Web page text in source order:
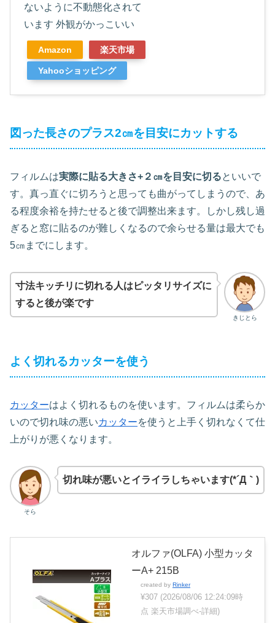
ないように不動態化されて
います 外観がかっこいい
Amazon 楽天市場
Yahooショッピング
図った長さのプラス2㎝を目安にカットする
フィルムは実際に貼る大きさ+２㎝を目安に切るといいで
す。真っ直ぐに切ろうと思っても曲がってしまうので、あ
る程度余裕を持たせると後で調整出来ます。しかし残し過
ぎると窓に貼るのが難しくなるので余らせる量は最大でも
5㎝までにします。
きじとら
寸法キッチリに切れる人はピッタリサイズに
すると後が楽です
よく切れるカッターを使う
カッターはよく切れるものを使います。フィルムは柔らか
いので切れ味の悪いカッターを使うと上手く切れなくて仕
上がりが悪くなります。
そら
切れ味が悪いとイライラしちゃいます(*´Д｀)
オルファ(OLFA) 小型カッタ
ーA+ 215B
created by Rinker
¥307 (2026/08/06 12:24:09時
点 楽天市場調べ-詳細)